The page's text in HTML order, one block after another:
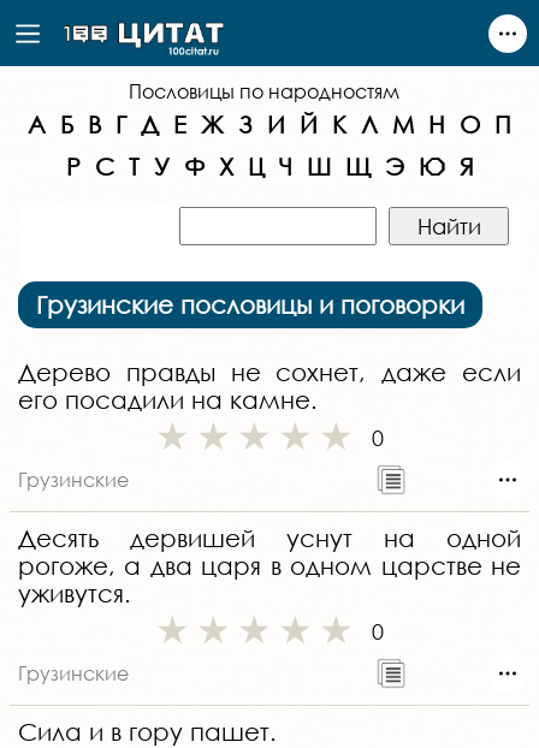
Пословицы по народностям
А Б В Г Д Е Ж З И Й К Л М Н О П
Р С Т У Ф Х Ц Ч Ш Щ Э Ю Я
Грузинские пословицы и поговорки
Дерево правды не сохнет, даже если
его посадили на камне.
0
Грузинские
Десять дервишей уснут на одной
рогоже, а два царя в одном царстве не
уживутся.
0
Грузинские
Сила и в гору пашет.